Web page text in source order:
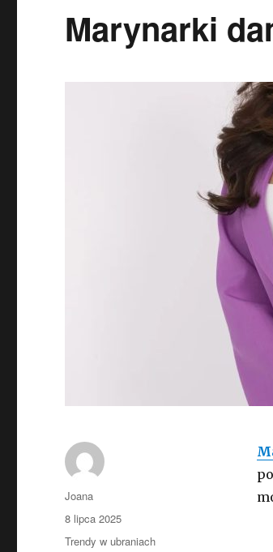
Marynarki
Autor
Joana
Opublikowano
8 lipca 2025
Kategorie
Trendy w ubraniach